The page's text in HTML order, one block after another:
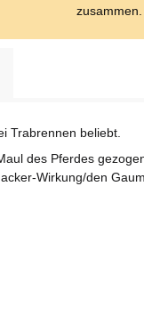
zusammen.
Trabrennen beliebt.
des Pferdes
Wirkung/den